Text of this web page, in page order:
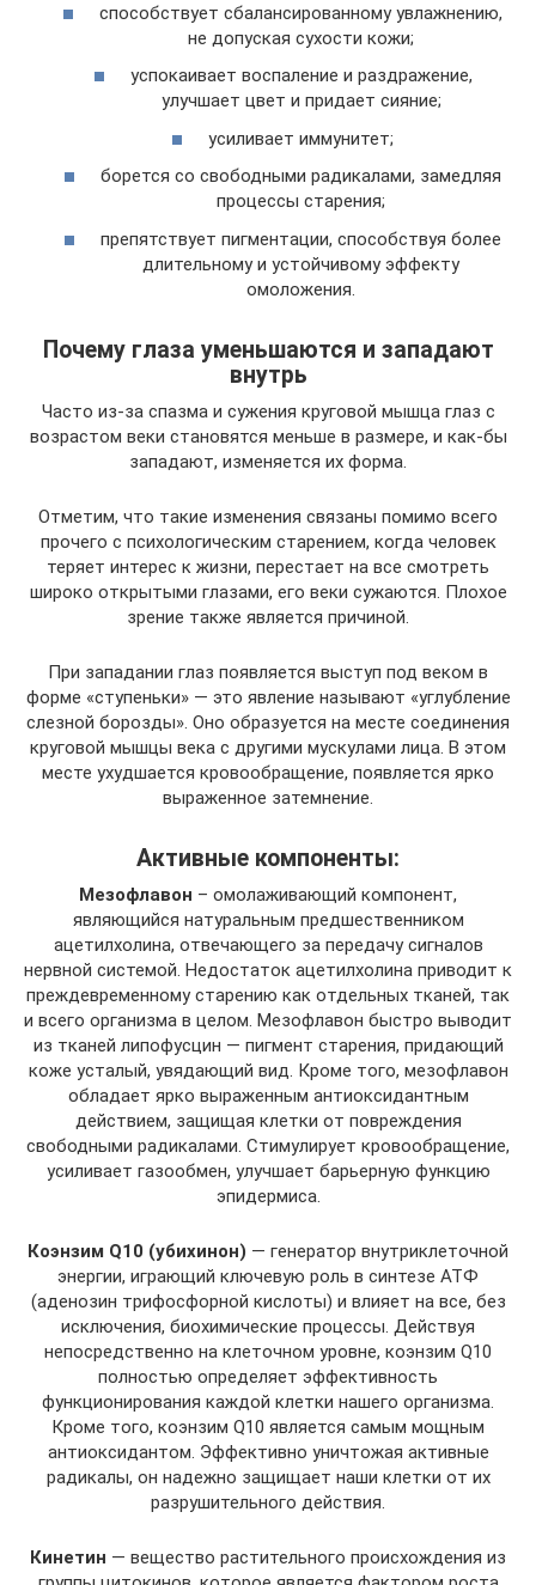
способствует сбалансированному увлажнению,
не допуская сухости кожи;
успокаивает воспаление и раздражение,
улучшает цвет и придает сияние;
усиливает иммунитет;
борется со свободными радикалами, замедляя
процессы старения;
препятствует пигментации, способствуя более
длительному и устойчивому эффекту
омоложения.
Почему глаза уменьшаются и западают
внутрь
Часто из-за спазма и сужения круговой мышца глаз с
возрастом веки становятся меньше в размере, и как-бы
западают, изменяется их форма.
Отметим, что такие изменения связаны помимо всего
прочего с психологическим старением, когда человек
теряет интерес к жизни, перестает на все смотреть
широко открытыми глазами, его веки сужаются. Плохое
зрение также является причиной.
При западании глаз появляется выступ под веком в
форме «ступеньки» — это явление называют «углубление
слезной борозды». Оно образуется на месте соединения
круговой мышцы века с другими мускулами лица. В этом
месте ухудшается кровообращение, появляется ярко
выраженное затемнение.
Активные компоненты:
Мезофлавон – омолаживающий компонент,
являющийся натуральным предшественником
ацетилхолина, отвечающего за передачу сигналов
нервной системой. Недостаток ацетилхолина приводит к
преждевременному старению как отдельных тканей, так
и всего организма в целом. Мезофлавон быстро выводит
из тканей липофусцин — пигмент старения, придающий
коже усталый, увядающий вид. Кроме того, мезофлавон
обладает ярко выраженным антиоксидантным
действием, защищая клетки от повреждения
свободными радикалами. Стимулирует кровообращение,
усиливает газообмен, улучшает барьерную функцию
эпидермиса.
Коэнзим Q10 (убихинон) — генератор внутриклеточной
энергии, играющий ключевую роль в синтезе АТФ
(аденозин трифосфорной кислоты) и влияет на все, без
исключения, биохимические процессы. Действуя
непосредственно на клеточном уровне, коэнзим Q10
полностью определяет эффективность
функционирования каждой клетки нашего организма.
Кроме того, коэнзим Q10 является самым мощным
антиоксидантом. Эффективно уничтожая активные
радикалы, он надежно защищает наши клетки от их
разрушительного действия.
Кинетин — вещество растительного происхождения из